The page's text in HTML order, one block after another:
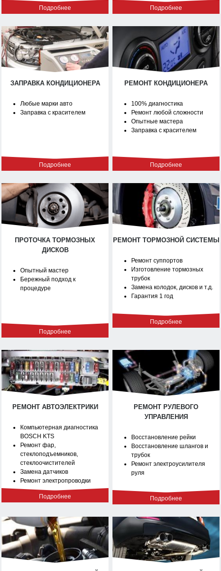
Подробнее Подробнее
ЗАПРАВКА КОНДИЦИОНЕРА
Любые марки авто
Заправка с красителем
Подробнее
РЕМОНТ КОНДИЦИОНЕРА
100% диагностика
Ремонт любой сложности
Опытные мастера
Заправка с красителем
Подробнее
ПРОТОЧКА ТОРМОЗНЫХ
ДИСКОВ
Опытный мастер
Бережный подход к
процедуре
Подробнее
РЕМОНТ ТОРМОЗНОЙ СИСТЕМЫ
Ремонт суппортов
Изготовление тормозных
трубок
Замена колодок, дисков и т.д.
Гарантия 1 год
Подробнее
РЕМОНТ АВТОЭЛЕКТРИКИ
Компьютерная диагностика
BOSCH KTS
Ремонт фар,
стеклоподъемников,
стеклоочистителей
Замена датчиков
Ремонт электропроводки
Подробнее
РЕМОНТ РУЛЕВОГО
УПРАВЛЕНИЯ
Восстановление рейки
Восстановление шлангов и
трубок
Ремонт электроусилителя
руля
Подробнее